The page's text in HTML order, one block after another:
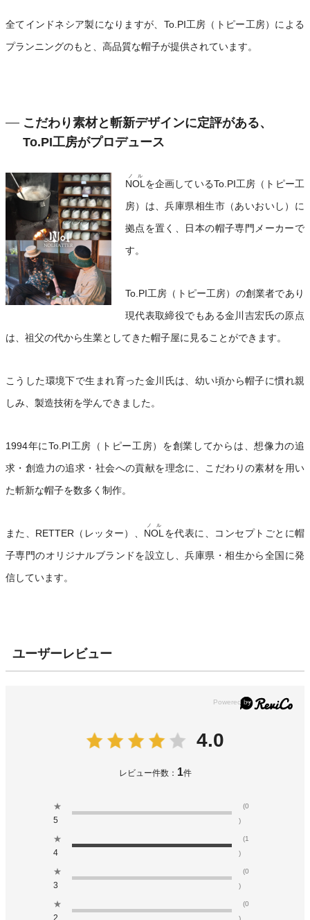
全てインドネシア製になりますが、To.PI工房（トピー工房）による
プランニングのもと、高品質な帽子が提供されています。
こだわり素材と斬新デザインに定評がある、
To.PI工房がプロデュース
NOL
ノル
を企画しているTo.PI工房（トピー工
房）は、兵庫県相生市（あいおいし）に
拠点を置く、日本の帽子専門メーカーで
す。
To.PI工房（トピー工房）の創業者であり
現代表取締役でもある金川吉宏氏の原点
は、祖父の代から生業としてきた帽子屋に見ることができます。
こうした環境下で生まれ育った金川氏は、幼い頃から帽子に慣れ親
しみ、製造技術を学んできました。
1994年にTo.PI工房（トピー工房）を創業してからは、想像力の追
求・創造力の追求・社会への貢献を理念に、こだわりの素材を用い
た斬新な帽子を数多く制作。
また、RETTER（レッター）、 NOL
ノル
を代表に、コンセプトごとに帽
子専門のオリジナルブランドを設立し、兵庫県・相生から全国に発
信しています。
ユーザーレビュー
4.0
レビュー件数： 1件
★
5
(0
)
★
4
(1
)
★
3
(0
)
★
2
(0
)